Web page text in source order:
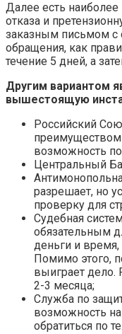
Далее есть
отказа и
заказным письмом с
обращения, как
течение 5 дней, а
Другим вариантом
вышестоящую
Российский
преимуществом
возможность
Центральный
разрешает, но
проверку для
Судебная
обязательным
деньги и
Помимо этого,
выиграет
2-3 месяца;
Служба по
возможность
обратиться по